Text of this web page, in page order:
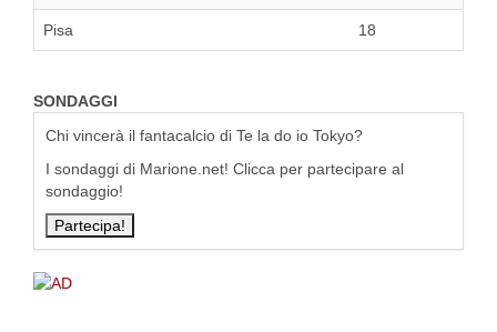
Pisa 18
SONDAGGI
Chi vincerà il fantacalcio di Te la do io Tokyo?
I sondaggi di Marione.net! Clicca per partecipare al
sondaggio!